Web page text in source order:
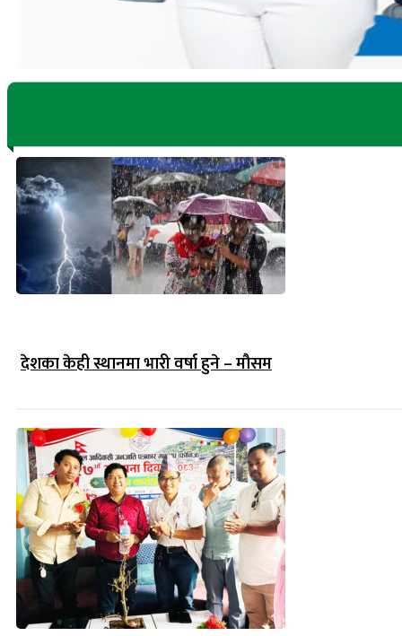
देशका केही स्थानमा भारी वर्षा हुने – मौसम